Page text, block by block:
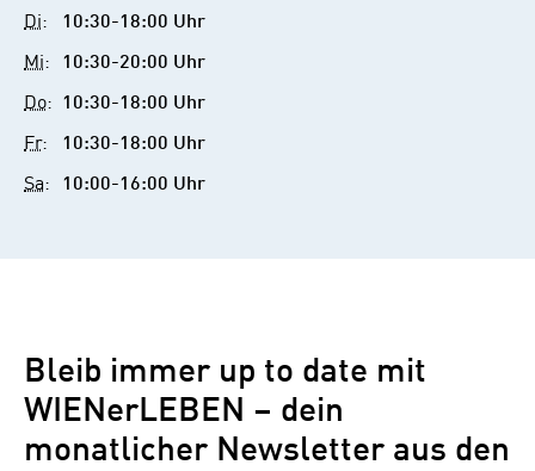
Di: 10:30-18:00 Uhr
Mi: 10:30-20:00 Uhr
Do: 10:30-18:00 Uhr
Fr: 10:30-18:00 Uhr
Sa: 10:00-16:00 Uhr
Bleib immer up to date mit
WIENerLEBEN – dein
monatlicher Newsletter aus den